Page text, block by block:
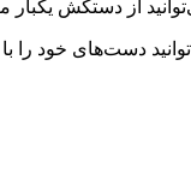
از دستکش یکبار
دست‌های خود را